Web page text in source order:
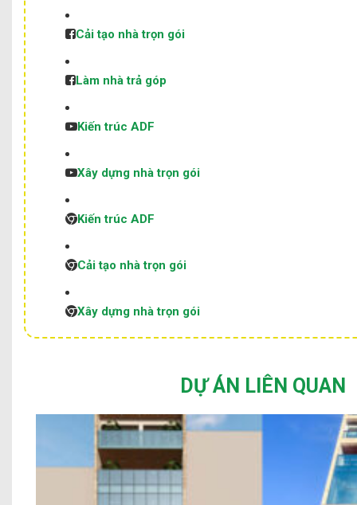
Cải tạo nhà trọn gói
Làm nhà trả góp
Kiến trúc ADF
Xây dựng nhà trọn gói
Kiến trúc ADF
Cải tạo nhà trọn gói
Xây dựng nhà trọn gói
DỰ ÁN LIÊN QUAN